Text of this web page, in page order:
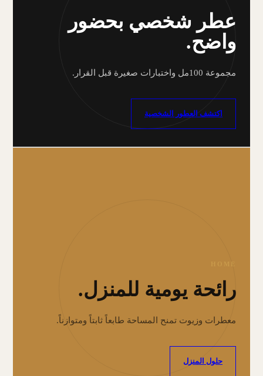
عطر شخصي بحضور
واضح.
مجموعة 100مل واختبارات صغيرة قبل القرار.
اكتشف العطور الشخصية
HOME
رائحة يومية للمنزل.
معطرات وزيوت تمنح المساحة طابعاً ثابتاً ومتوازناً.
حلول المنزل